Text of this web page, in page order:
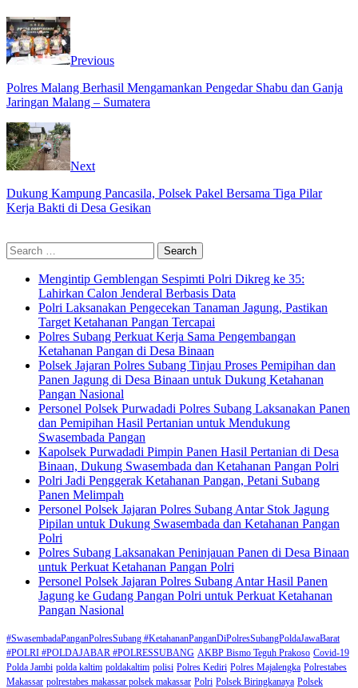
Previous
Polres Malang Berhasil Mengamankan Pengedar Shabu dan Ganja
Jaringan Malang – Sumatera
Next
Dukung Kampung Pancasila, Polsek Pakel Bersama Tiga Pilar
Kerja Bakti di Desa Gesikan
Search
for:
Mengintip Gemblengan Sespimti Polri Dikreg ke 35:
Lahirkan Calon Jenderal Berbasis Data
Polri Laksanakan Pengecekan Tanaman Jagung, Pastikan
Target Ketahanan Pangan Tercapai
Polres Subang Perkuat Kerja Sama Pengembangan
Ketahanan Pangan di Desa Binaan
Polsek Jajaran Polres Subang Tinjau Proses Pemipihan dan
Panen Jagung di Desa Binaan untuk Dukung Ketahanan
Pangan Nasional
Personel Polsek Purwadadi Polres Subang Laksanakan Panen
dan Pemipihan Hasil Pertanian untuk Mendukung
Swasembada Pangan
Kapolsek Purwadadi Pimpin Panen Hasil Pertanian di Desa
Binaan, Dukung Swasembada dan Ketahanan Pangan Polri
Polri Jadi Penggerak Ketahanan Pangan, Petani Subang
Panen Melimpah
Personel Polsek Jajaran Polres Subang Antar Stok Jagung
Pipilan untuk Dukung Swasembada dan Ketahanan Pangan
Polri
Polres Subang Laksanakan Peninjauan Panen di Desa Binaan
untuk Perkuat Ketahanan Pangan Polri
Personel Polsek Jajaran Polres Subang Antar Hasil Panen
Jagung ke Gudang Pangan Polri untuk Perkuat Ketahanan
Pangan Nasional
#SwasembadaPanganPolresSubang #KetahananPanganDiPolresSubangPoldaJawaBarat
#POLRI #POLDAJABAR #POLRESSUBANG AKBP Bismo Teguh Prakoso Covid-19
Polda Jambi polda kaltim poldakaltim polisi Polres Kediri Polres Majalengka Polrestabes
Makassar polrestabes makassar polsek makassar Polri Polsek Biringkanaya Polsek